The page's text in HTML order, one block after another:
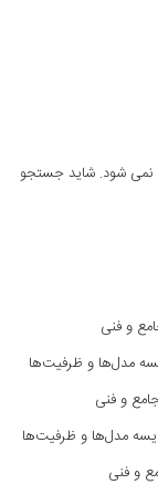
نمی شود. شاید جستجو
مدل‌ها و ظرفیت‌ها
مدل‌ها و ظرفیت‌ها